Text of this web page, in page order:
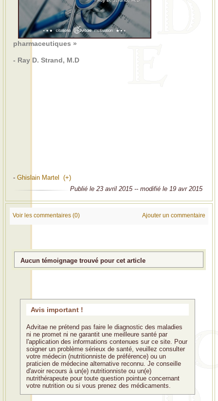
pharmaceutiques »
- Ray D. Strand, M.D
- Ghislain Martel (+)
Publié le 23 avril 2015 -- modifié le 19 avr 2015
Voir les commentaires (0) Ajouter un commentaire
Aucun témoignage trouvé pour cet article
Avis important !
Advitae ne prétend pas faire le diagnostic des maladies
ni ne promet ni ne garantit une meilleure santé par
l'application des informations contenues sur ce site. Pour
soigner un problème sérieux de santé, veuillez consulter
votre médecin (nutritionniste de préférence) ou un
praticien de médecine alternative reconnu. Je conseille
d'avoir recours à un(e) nutritionniste ou un(e)
nutrithérapeute pour toute question pointue concernant
votre nutrition ou si vous prenez des médicaments.